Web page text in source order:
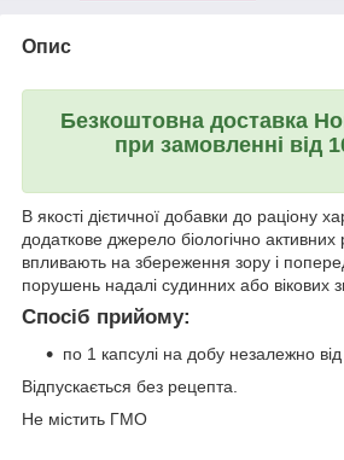
Опис
Безкоштовна доставка
при замовленні від
В якості дієтичної добавки до раціону
додаткове джерело біологічно активних
впливають на збереження зору і
порушень надалі судинних або вікових
Спосіб прийому:
по 1 капсулі на добу незалежно від
Відпускається без рецепта.
Не містить ГМО